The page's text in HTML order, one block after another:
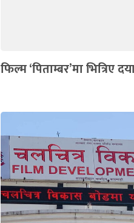
फिल्म ‘पिताम्बर’मा भित्रिए